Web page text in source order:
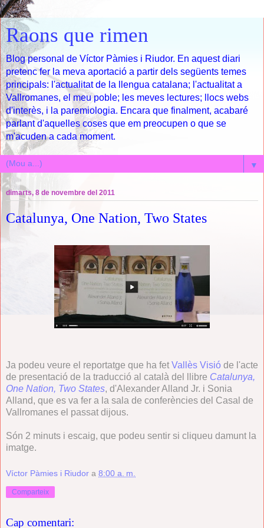
Raons que rimen
Blog personal de Víctor Pàmies i Riudor. En aquest diari
pretenc fer la meva aportació a partir dels següents temes
principals: l'actualitat de la llengua catalana; l'actualitat a
Vallromanes, el meu poble; les meves lectures; llocs webs
d'interès, i la paremiologia. Encara que finalment, acabaré
parlant d'aquelles coses que em preocupen o que se
m'acuden a cada moment.
▼
dimarts, 8 de novembre del 2011
Catalunya, One Nation, Two States
Ja podeu veure el reportatge que ha fet Vallès Visió de l'acte
de presentació de la traducció al català del llibre Catalunya,
One Nation, Two States, d'Alexander Alland Jr. i Sonia
Alland, que es va fer a la sala de conferències del Casal de
Vallromanes el passat dijous.
Són 2 minuts i escaig, que podeu sentir si cliqueu damunt la
imatge.
Víctor Pàmies i Riudor a 8:00 a. m.
Comparteix
Cap comentari: